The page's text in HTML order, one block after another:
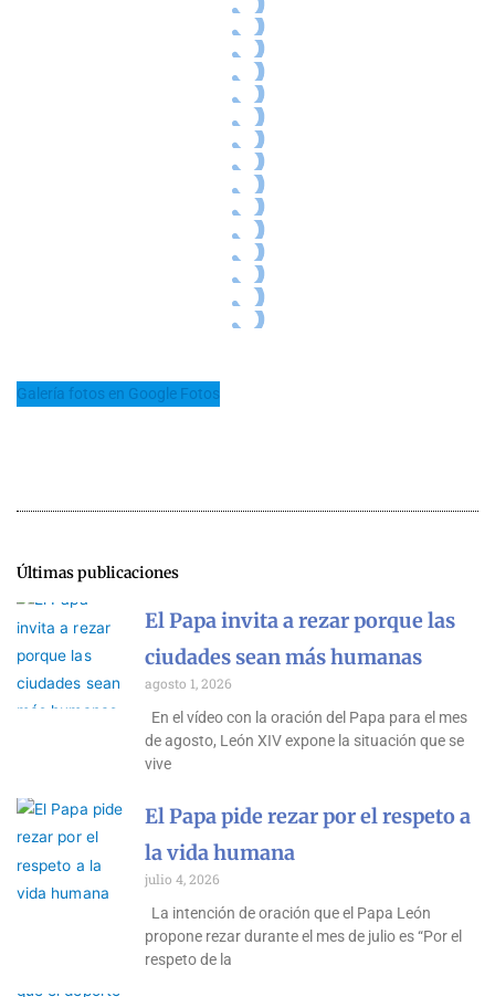
Galería fotos en Google Fotos
Últimas publicaciones
El Papa invita a rezar porque las
ciudades sean más humanas
agosto 1, 2026
En el vídeo con la oración del Papa para el mes
de agosto, León XIV expone la situación que se
vive
El Papa pide rezar por el respeto a
la vida humana
julio 4, 2026
La intención de oración que el Papa León
propone rezar durante el mes de julio es “Por el
respeto de la